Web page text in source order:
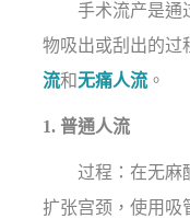
手术流产是通过
物吸出或刮出的过
流和无痛人流 。
1. 普通人流
过程：在无麻醉
扩张宫颈，使用吸